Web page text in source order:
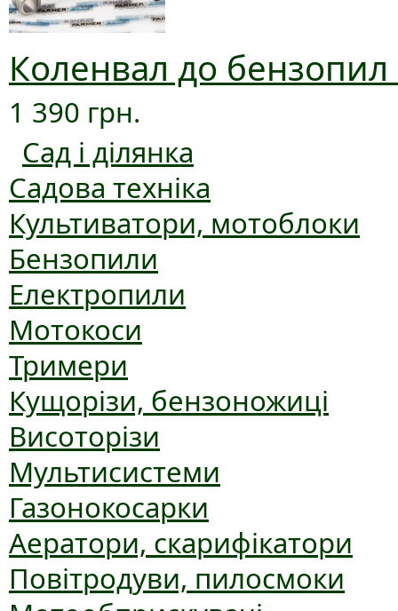
Коленвал до бензопил
1 390 грн.
Сад і ділянка
Садова техніка
Культиватори, мотоблоки
Бензопили
Електропили
Мотокоси
Тримери
Кущорізи, бензоножиці
Висоторізи
Мультисистеми
Газонокосарки
Аератори, скарифікатори
Повітродуви, пилосмоки